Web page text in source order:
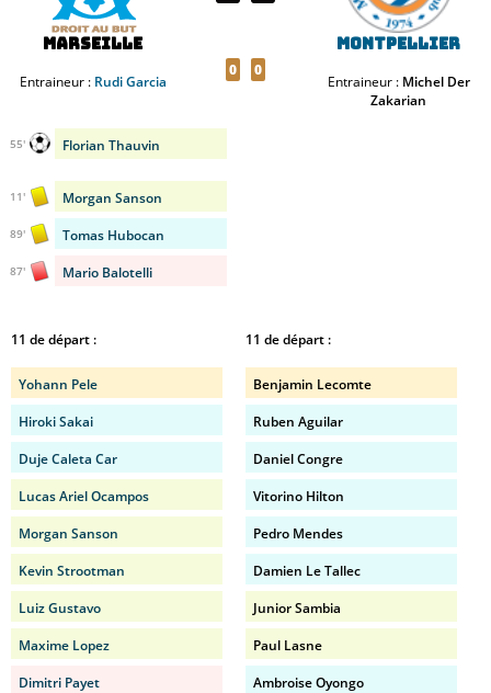
Marseille
Entraineur : Rudi Garcia
0 0
Montpellier
Entraineur : Michel Der
Zakarian
Florian Thauvin
55'
Morgan Sanson
11'
Tomas Hubocan
89'
Mario Balotelli
87'
11 de départ :
Yohann Pele
Hiroki Sakai
Duje Caleta Car
Lucas Ariel Ocampos
Morgan Sanson
Kevin Strootman
Luiz Gustavo
Maxime Lopez
Dimitri Payet
11 de départ :
Benjamin Lecomte
Ruben Aguilar
Daniel Congre
Vitorino Hilton
Pedro Mendes
Damien Le Tallec
Junior Sambia
Paul Lasne
Ambroise Oyongo